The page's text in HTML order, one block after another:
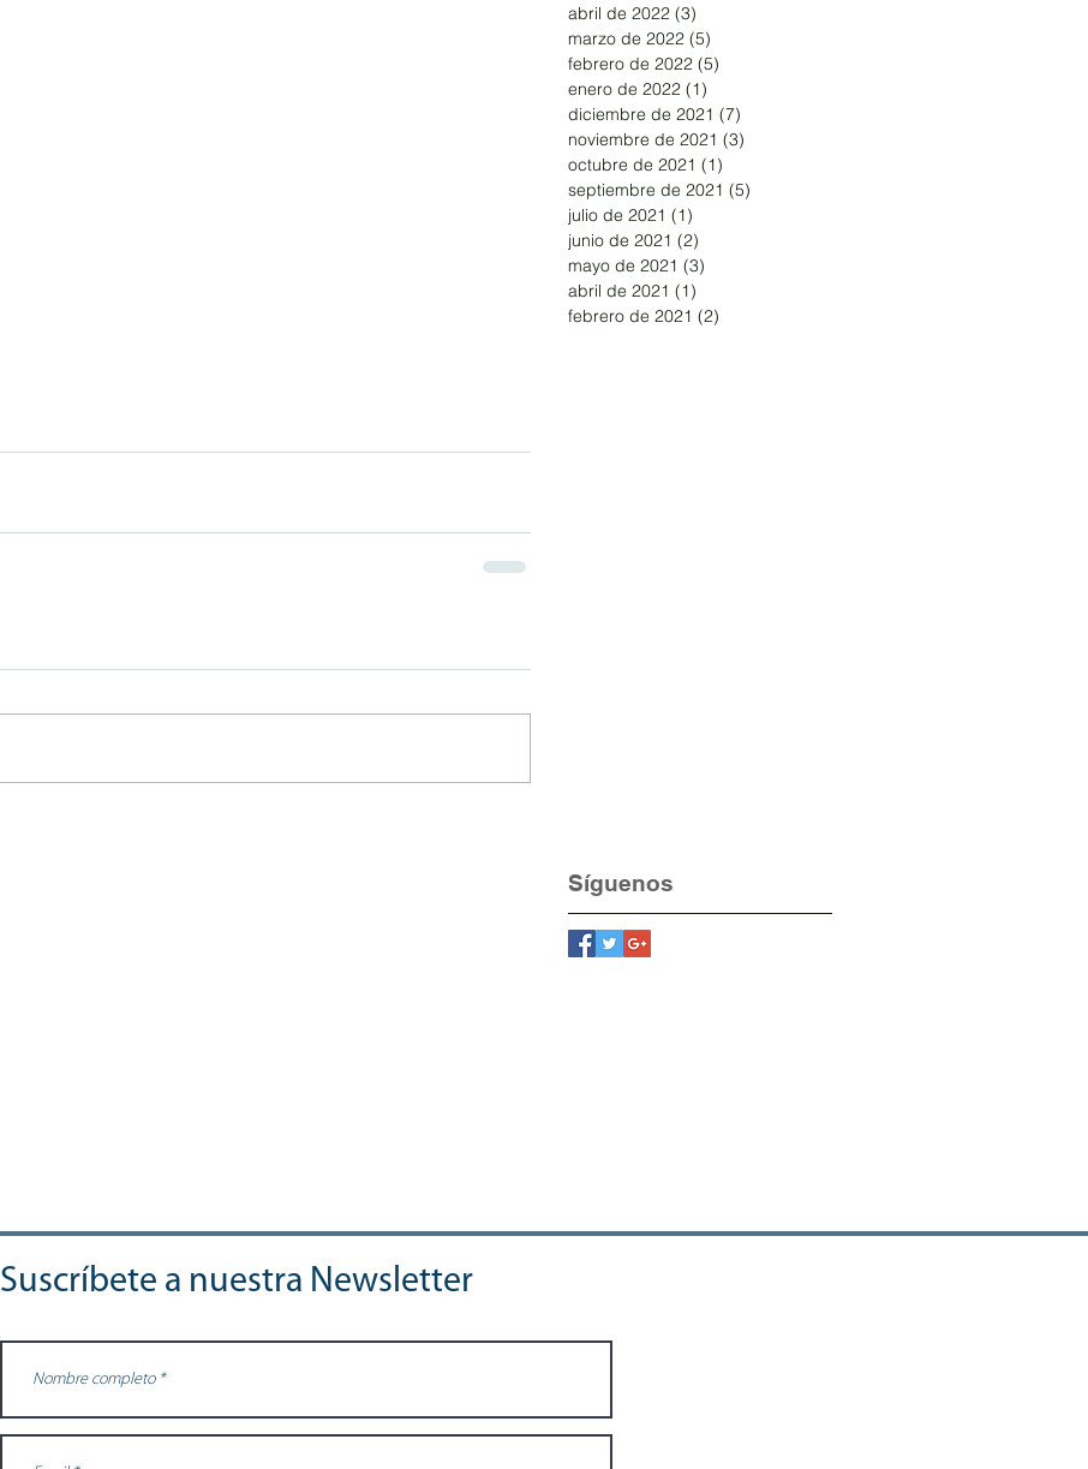
abril de 2022 (3)
marzo de 2022 (5)
febrero de 2022 (5)
enero de 2022 (1)
diciembre de 2021 (7)
noviembre de 2021 (3)
octubre de 2021 (1)
septiembre de 2021 (5)
julio de 2021 (1)
junio de 2021 (2)
mayo de 2021 (3)
abril de 2021 (1)
febrero de 2021 (2)
Síguenos
Suscríbete a nuestra Newsletter